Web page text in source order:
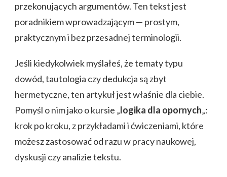
przekonujących argumentów. Ten tekst jest
poradnikiem wprowadzającym — prostym,
praktycznym i bez przesadnej terminologii.
Jeśli kiedykolwiek myślałeś, że tematy typu
dowód, tautologia czy dedukcja są zbyt
hermetyczne, ten artykuł jest właśnie dla ciebie.
Pomyśl o nim jako o kursie „logika dla opornych„:
krok po kroku, z przykładami i ćwiczeniami, które
możesz zastosować od razu w pracy naukowej,
dyskusji czy analizie tekstu.